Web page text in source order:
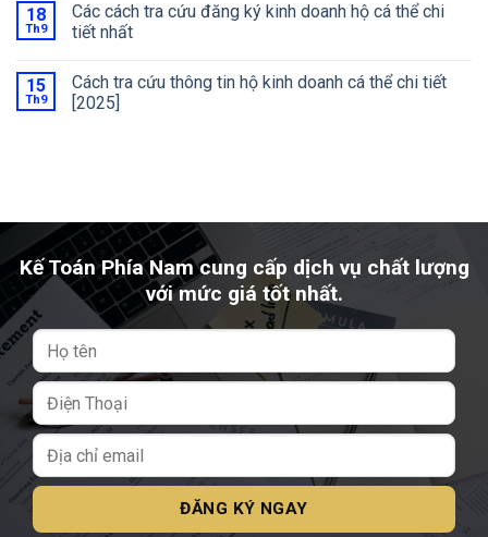
18
Th9
Các cách tra cứu đăng ký kinh doanh hộ cá thể chi
tiết nhất
15
Th9
Cách tra cứu thông tin hộ kinh doanh cá thể chi tiết
[2025]
Kế Toán Phía Nam cung cấp dịch vụ chất lượng
với mức giá tốt nhất.